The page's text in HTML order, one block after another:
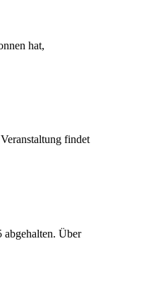
hat,
findet
abgehalten. Über